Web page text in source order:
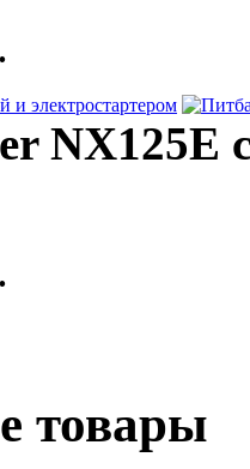
и электростартером
NX125E
товары